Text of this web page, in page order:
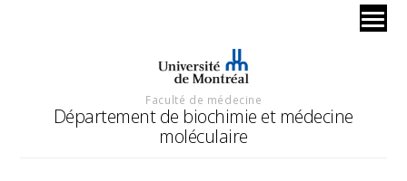
Faculté de médecine
Département de biochimie et médecine
moléculaire